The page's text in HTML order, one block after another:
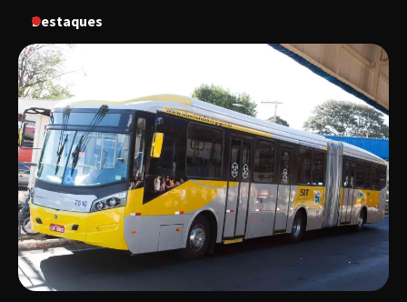
Destaques
em Uberlândia
“Vem pra Praça!” reunirá arte, cultura e
gastronomia de Uberlândia em dois dias de
evento gratuito
“Uma prosa de valor” é o tema da roda de
conversa com o diretor e a produtora do
espetáculo Bárbara